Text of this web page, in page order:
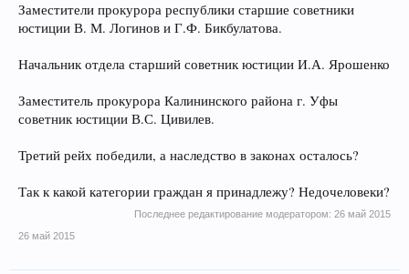
Заместители прокурора республики старшие советники
юстиции В. М. Логинов и Г.Ф. Бикбулатова.
Начальник отдела старший советник юстиции И.А. Ярошенко
Заместитель прокурора Калининского района г. Уфы
советник юстиции В.С. Цивилев.
Третий рейх победили, а наследство в законах осталось?
Так к какой категории граждан я принадлежу? Недочеловеки?
Последнее редактирование модератором: 26 май 2015
26 май 2015